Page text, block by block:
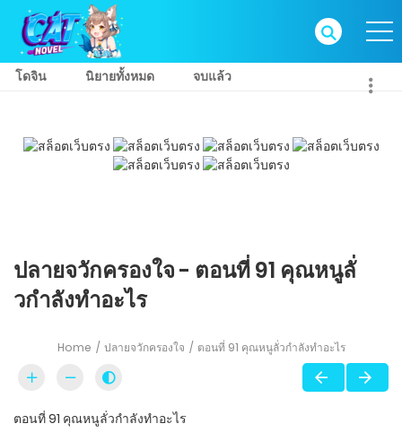
โดจิน นิยายทั้งหมด จบแล้ว
ปลายจวักครองใจ - ตอนที่ 91 คุณหนูลั่
วกำลังทำอะไร
Home ปลายจวักครองใจ ตอนที่ 91 คุณหนูลั่วกำลังทำอะไร
ตอนที่ 91 คุณหนูลั่วกำลังทำอะไร